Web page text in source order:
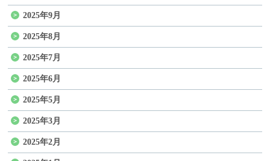
2025年9月
2025年8月
2025年7月
2025年6月
2025年5月
2025年3月
2025年2月